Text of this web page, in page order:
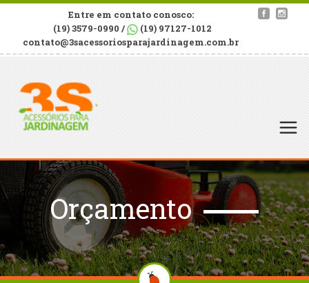
Entre em contato conosco:
(19) 3579-0990 /
(19) 97127-1012
contato@3sacessoriosparajardinagem.com.br
Orçamento